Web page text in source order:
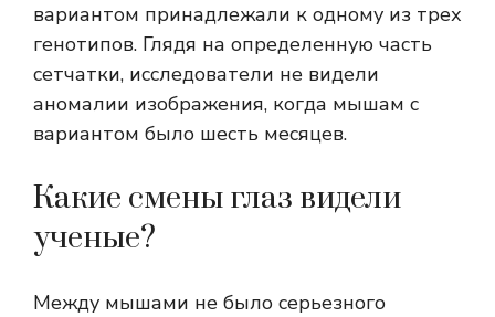
вариантом принадлежали к одному из трех
генотипов. Глядя на определенную часть
сетчатки, исследователи не видели
аномалии изображения, когда мышам с
вариантом было шесть месяцев.
Какие смены глаз видели
ученые?
Между мышами не было серьезного